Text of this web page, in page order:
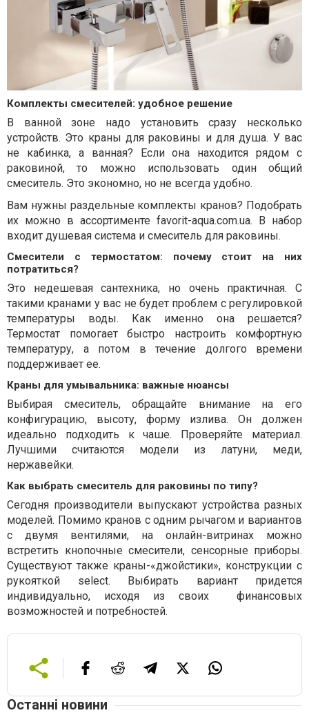
Комплекты смесителей: удобное решение
В ванной зоне надо установить сразу несколько
устройств. Это краны для раковины и для душа. У вас
не кабинка, а ванная? Если она находится рядом с
раковиной, то можно использовать один общий
смеситель. Это экономно, но не всегда удобно.
Вам нужны раздельные комплекты кранов? Подобрать
их можно в ассортименте favorit-aqua.com.ua. В набор
входит душевая система и смеситель для раковины.
Смесители с термостатом: почему стоит на них
потратиться?
Это недешевая сантехника, но очень практичная. С
такими кранами у вас не будет проблем с регулировкой
температуры воды. Как именно она решается?
Термостат помогает быстро настроить комфортную
температуру, а потом в течение долгого времени
поддерживает ее.
Краны для умывальника: важные нюансы
Выбирая смеситель, обращайте внимание на его
конфигурацию, высоту, форму излива. Он должен
идеально подходить к чаше. Проверяйте материал.
Лучшими считаются модели из латуни, меди,
нержавейки.
Как выбрать смеситель для раковины по типу?
Сегодня производители выпускают устройства разных
моделей. Помимо кранов с одним рычагом и вариантов
с двумя вентилями, на онлайн-витринах можно
встретить кнопочные смесители, сенсорные приборы.
Существуют также краны-«джойстики», конструкции с
рукояткой select. Выбирать вариант придется
индивидуально, исходя из своих финансовых
возможностей и потребностей.
Останні новини